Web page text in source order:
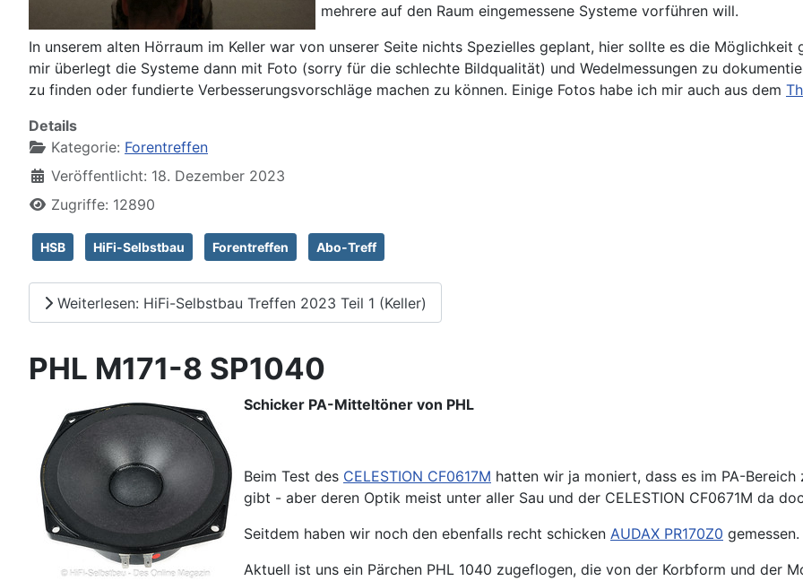
mehrere auf den Raum eingemessene Systeme vorführen will.
In unserem alten Hörraum im Keller war von unserer Seite nichts Spezielles geplant, hier sollte es die
mir überlegt die Systeme dann mit Foto (sorry für die schlechte Bildqualität) und Wedelmessungen zu
zu finden oder fundierte Verbesserungsvorschläge machen zu können. Einige Fotos habe ich mir auch aus dem
Details
Kategorie: Forentreffen
Veröffentlicht: 18. Dezember 2023
Zugriffe: 12890
HSB HiFi-Selbstbau Forentreffen Abo-Treff
Weiterlesen: HiFi-Selbstbau Treffen 2023 Teil 1 (Keller)
PHL M171-8 SP1040
Schicker PA-Mitteltöner von PHL
Beim Test des CELESTION CF0617M hatten wir ja moniert, dass es im PA-
gibt - aber deren Optik meist unter aller Sau und der CELESTION CF0671M da
Seitdem haben wir noch den ebenfalls recht schicken AUDAX PR170Z0 gemessen.
Aktuell ist uns ein Pärchen PHL 1040 zugeflogen, die von der Korbform und der